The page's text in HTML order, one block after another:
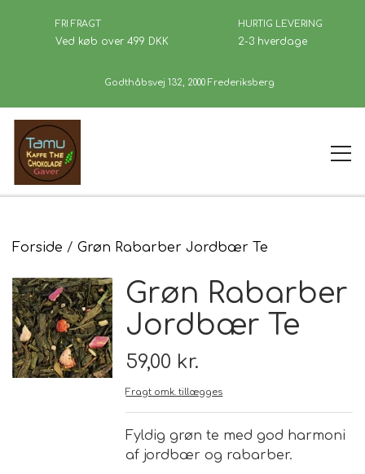
FRI FRAGT
Ved køb over 499 DKK
HURTIG LEVERING
2-3 hverdage
Godthåbsvej 132, 2000 Frederiksberg
Forside
Kaffe
Se Butikken
Brand
Te
Forside Grøn Rabarber Jordbær Te
Grøn Rabarber
Jordbær Te
59,00 kr.
Fragt omk. tillægges
Fyldig grøn te med god harmoni
af jordbær og rabarber.